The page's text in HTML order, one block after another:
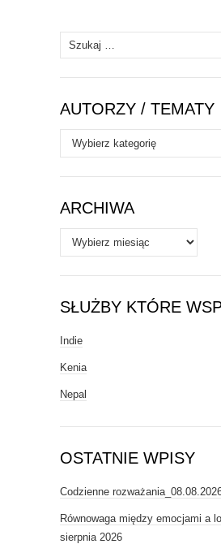
Szukaj:
AUTORZY / TEMATY
Autorzy
/
Tematy
ARCHIWA
Archiwa
SŁUŻBY KTÓRE
Indie
Kenia
Nepal
OSTATNIE WPISY
Codzienne
Równowaga między emocjami a
sierpnia 2026